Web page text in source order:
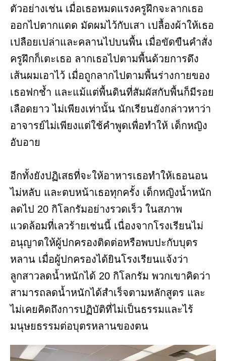
ตัวอย่างเช่น เมื่อเธอหมดแรงครูฝึกจะลากเธอ
ออกไปตากแดด มัดผมไว้กับเสา เปลื้องผ้าให้เธอ
เปลือยเปล่าและคลานไปบนพื้น เมื่อขัดขืนคำสั่ง
ครูฝึกก็เตะเธอ ลากเธอไปตามพื้นด้วยการดึง
เส้นผมเอาไว้ เมื่อถูกลากไปตามพื้นร่างกายของ
เธอฟกช้ำ และแม้แต่พื้นดินที่สัมผัสกับพื้นก็มีรอย
เลือดยาว ไม่เพียงเท่านั้น นักเรียนยังกล่าวหาว่า
อาจารย์ไม่เพียงแต่ใช้คำพูดเพื่อทำให้ เด็กหญิง
อับอาย
อีกทั้งยังปฏิเสธที่จะให้อาหารเธอทำให้เธอนอน
ไม่หลับ และตบหน้าเธอทุกครั้ง เด็กหญิงน้ำหนัก
ลดไป 20 กิโลกรัมอย่างรวดเร็ว ในสภาพ
แวดล้อมที่เลวร้ายเช่นนี้ เนื่องจากโรงเรียนไม่
อนุญาตให้ผู้ปกครองติดต่อหรือพบปะกับบุตร
หลาน เมื่อผู้ปกครองได้ยินโรงเรียนแจ้งว่า
ลูกสาวลดน้ำหนักได้ 20 กิโลกรัม พวกเขาคิดว่า
สามารถลดน้ำหนักได้สำเร็จตามหลักสูตร และ
ไม่เคยคิดถึงการปฏิบัติที่ไม่เป็นธรรมและไร้
มนุษยธรรมต่อบุตรหลานของตน